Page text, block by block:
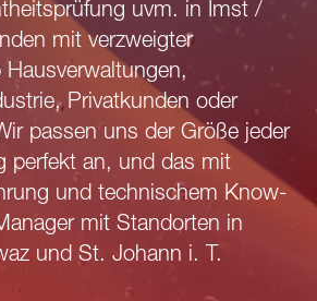
uvm. in Imst /
mit verzweigter
Privatkunden oder
passen uns der Größe jeder
perfekt an, und das mit
und technischem Know-
mit Standorten in
und St. Johann i. T.